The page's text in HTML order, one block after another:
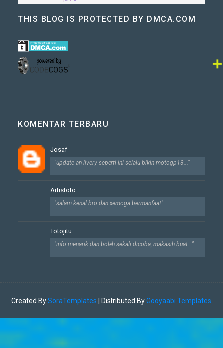
THIS BLOG IS PROTECTED BY DMCA.COM
KOMENTAR TERBARU
Josaf
"update-an livery seperti ini selalu bikin motogp13..."
Artistoto
"salam kenal bro dan semoga bermanfaat"
Totojitu
"info menarik dan boleh sekali dicoba, makasih buat..."
Created BySoraTemplates | Distributed ByGooyaabi Templates